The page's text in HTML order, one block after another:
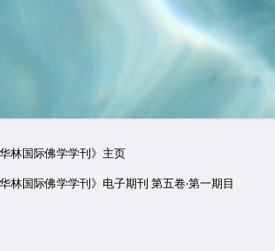
林国际佛学学刊》主页
林国际佛学学刊》电子期刊 第五卷‧第一期目